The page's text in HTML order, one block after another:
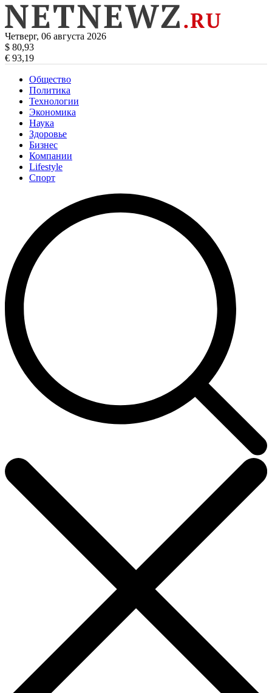
Четверг, 06 августа 2026
$ 80,93
€ 93,19
Общество
Политика
Технологии
Экономика
Наука
Здоровье
Бизнес
Компании
Lifestyle
Спорт